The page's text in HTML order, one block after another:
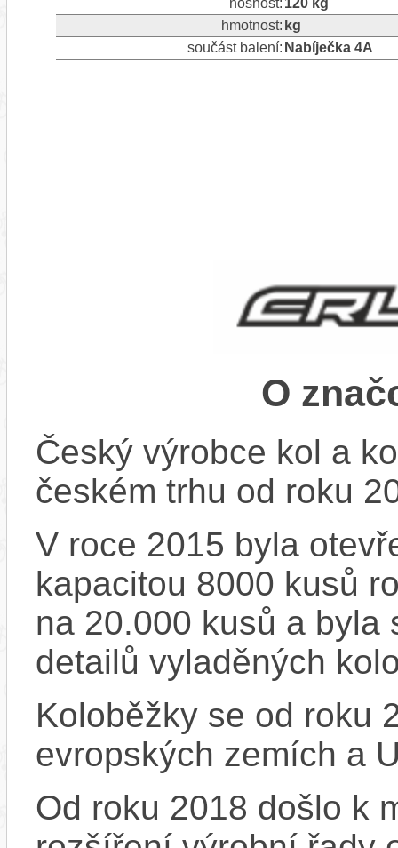
hmotnost: kg
součást balení: Nabíječka 4A
O
Český výrobce kol a
českém trhu od roku
V roce 2015 byla
kapacitou 8000 kusů
na 20.000 kusů a byla
detailů vyladěných
Koloběžky se od roku
evropských zemích a
Od roku 2018 došlo k